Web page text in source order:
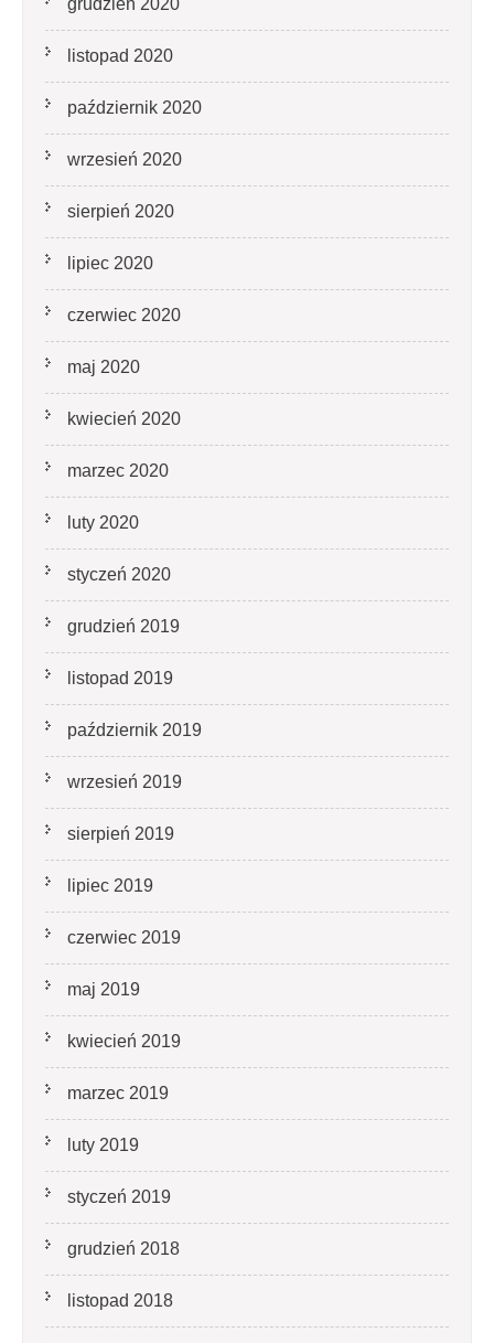
grudzień 2020
listopad 2020
październik 2020
wrzesień 2020
sierpień 2020
lipiec 2020
czerwiec 2020
maj 2020
kwiecień 2020
marzec 2020
luty 2020
styczeń 2020
grudzień 2019
listopad 2019
październik 2019
wrzesień 2019
sierpień 2019
lipiec 2019
czerwiec 2019
maj 2019
kwiecień 2019
marzec 2019
luty 2019
styczeń 2019
grudzień 2018
listopad 2018